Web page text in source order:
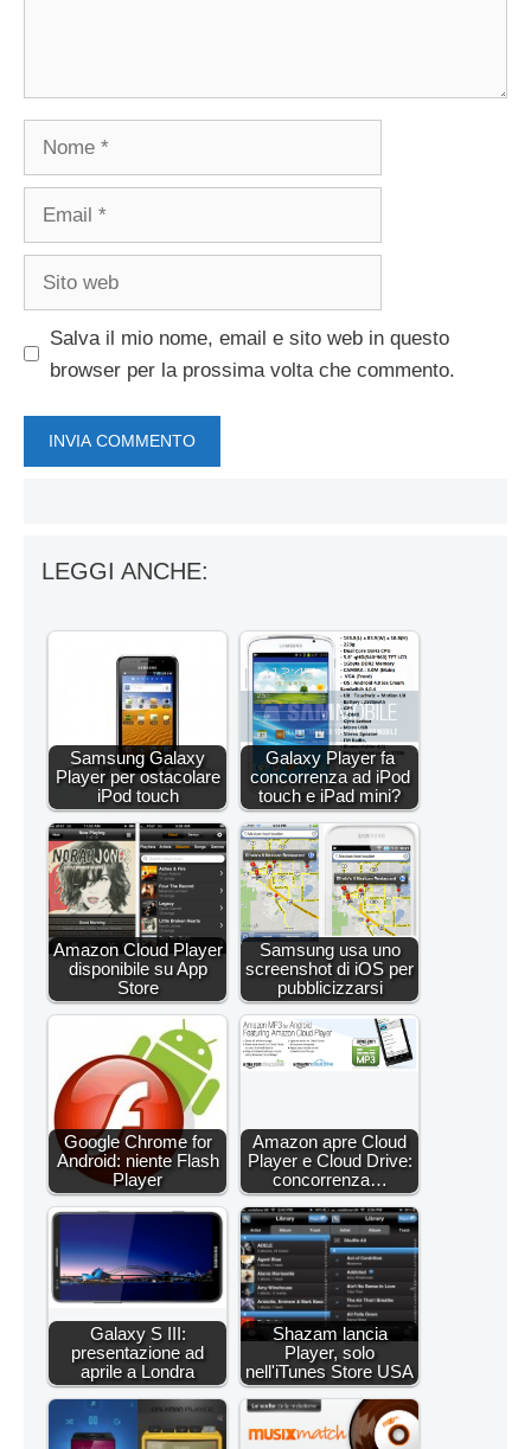
Salva il mio nome, email e sito web in questo
browser per la prossima volta che commento.
LEGGI ANCHE:
Samsung Galaxy
Player per ostacolare
iPod touch
Galaxy Player fa
concorrenza ad iPod
touch e iPad mini?
Amazon Cloud Player
disponibile su App
Store
Samsung usa uno
screenshot di iOS per
pubblicizzarsi
Google Chrome for
Android: niente Flash
Player
Amazon apre Cloud
Player e Cloud Drive:
concorrenza…
Galaxy S III:
presentazione ad
aprile a Londra
Shazam lancia
Player, solo
nell'iTunes Store USA